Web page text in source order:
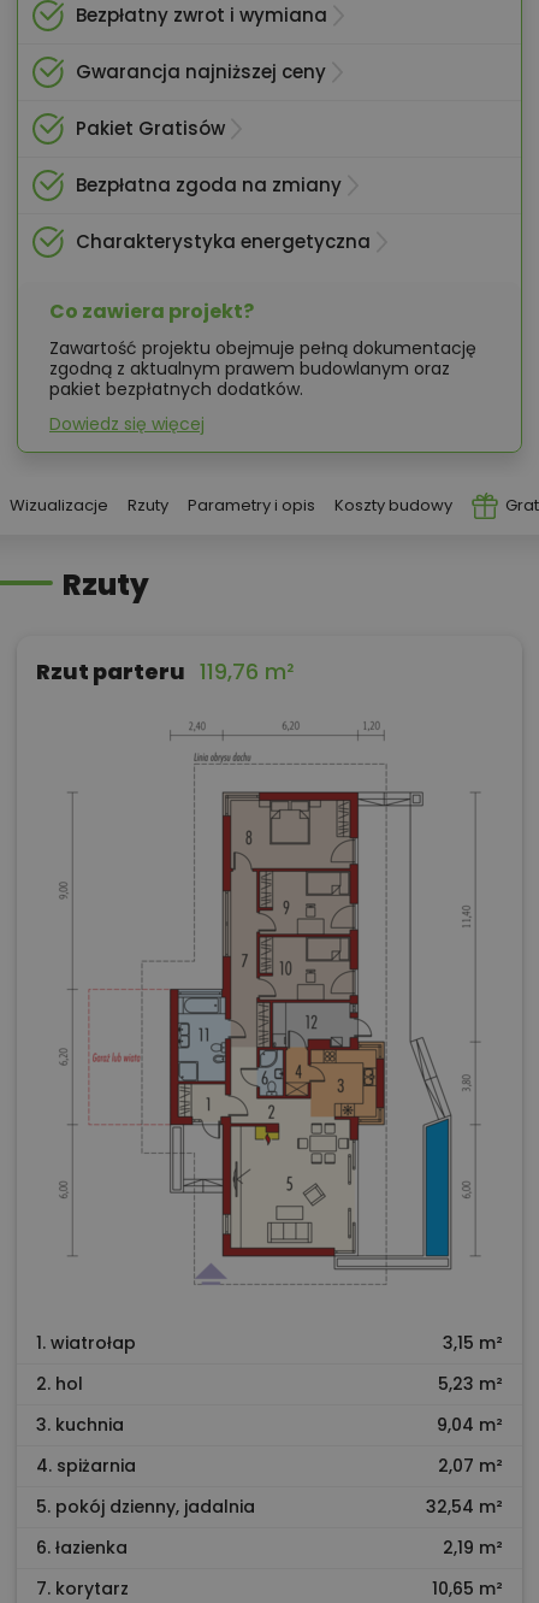
Bezpłatny zwrot i wymiana
Gwarancja najniższej ceny
Pakiet Gratisów
Bezpłatna zgoda na zmiany
Charakterystyka energetyczna
Co zawiera projekt?
Zawartość projektu obejmuje pełną dokumentację
zgodną z aktualnym prawem budowlanym oraz
pakiet bezpłatnych dodatków.
Dowiedz się więcej
Wizualizacje Rzuty Parametry i opis Koszty budowy
Rzuty
Rzut parteru 119,76 m²
1. wiatrołap
3,15 m²
2. hol
5,23 m²
3. kuchnia
9,04 m²
4. spiżarnia
2,07 m²
5. pokój dzienny, jadalnia
32,54 m²
6. łazienka
2,19 m²
7. korytarz
10,65 m²